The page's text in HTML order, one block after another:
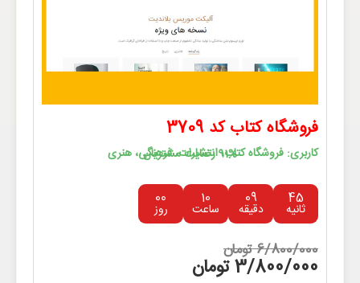
فروشگاه کتاب کد 3709
91% رضایت مشتریان
کاربری: فروشگاه کتاب، انتشارات، فرهنگی، هنری
00
روز
10
ساعت
09
دقیقه
45
ثانیه
6/800/000 تومان
3/800/000 تومان